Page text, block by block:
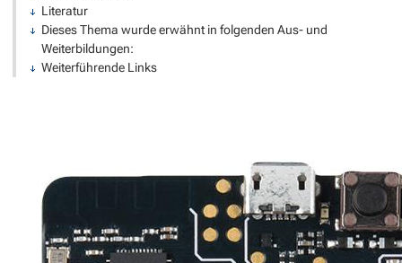
Literatur
Dieses Thema wurde erwähnt in folgenden Aus- und
Weiterbildungen:
Weiterführende Links